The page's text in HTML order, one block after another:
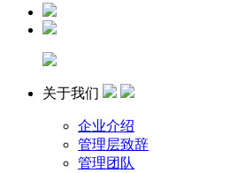
关于我们
企业介绍
管理层致辞
管理团队